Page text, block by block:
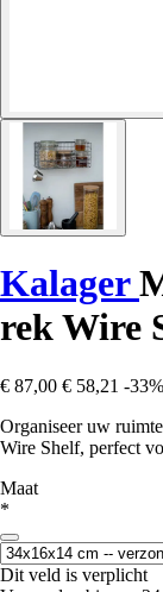
Kalager
rek Wire
€ 87,00 € 58,21 -33%
Organiseer uw
Wire Shelf, perfect
Maat
*
Dit veld is verplicht